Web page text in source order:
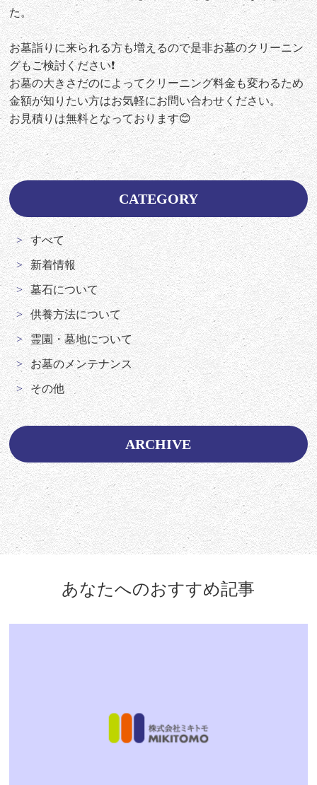
た。
お墓詣りに来られる方も増えるので是非お墓のクリーニン
グもご検討ください❗
お墓の大きさだのによってクリーニング料金も変わるため
金額が知りたい方はお気軽にお問い合わせください。
お見積りは無料となっております😊
CATEGORY
すべて
新着情報
墓石について
供養方法について
霊園・墓地について
お墓のメンテナンス
その他
ARCHIVE
あなたへのおすすめ記事